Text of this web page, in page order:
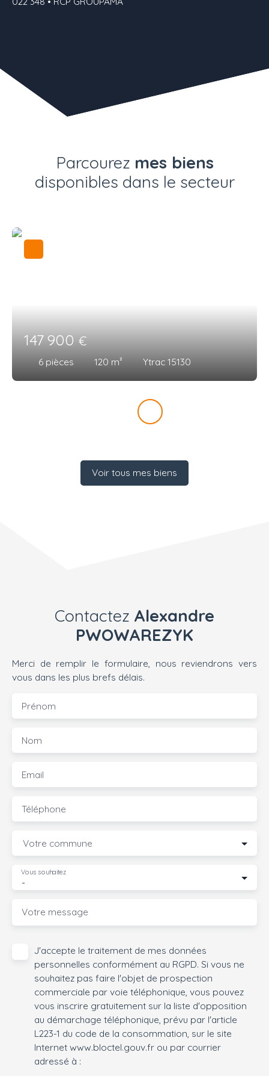
Parcourez mes biens
disponibles dans le secteur
147 900€
6 pièces 120 m² Ytrac 15130
Voir tous mes biens
Contactez Alexandre
PWOWAREZYK
Merci de remplir le formulaire, nous reviendrons vers
vous dans les plus brefs délais.
Prénom
Nom
Email
Téléphone
Votre commune
-
Vous souhaitez
Votre message
J'accepte le traitement de mes données
personnelles conformément au RGPD. Si vous ne
souhaitez pas faire l'objet de prospection
commerciale par voie téléphonique, vous pouvez
vous inscrire gratuitement sur la liste d'opposition
au démarchage téléphonique, prévu par l'article
L223-1 du code de la consommation, sur le site
Internet www.bloctel.gouv.fr ou par courrier
adressé à :